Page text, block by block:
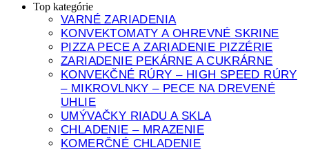
Top kategórie
VARNÉ ZARIADENIA
KONVEKTOMATY A OHREVNÉ SKRINE
PIZZA PECE A ZARIADENIE PIZZÉRIE
ZARIADENIE PEKÁRNE A CUKRÁRNE
KONVEKČNÉ RÚRY – HIGH SPEED RÚRY
– MIKROVLNKY – PECE NA DREVENÉ
UHLIE
UMÝVAČKY RIADU A SKLA
CHLADENIE – MRAZENIE
KOMERČNÉ CHLADENIE